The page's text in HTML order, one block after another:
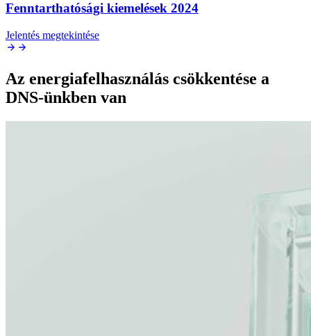
Fenntarthatósági kiemelések 2024
Jelentés megtekintése
Az energiafelhasználás csökkentése a
DNS-ünkben van